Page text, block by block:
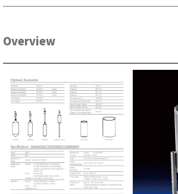
PARTICLE PLUS
Pyxis
RION
RIXEN
SaveCoat
Schaller (Humimeter)
SENSECA
Overview